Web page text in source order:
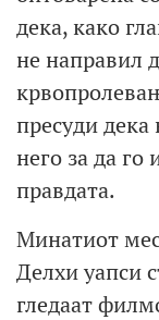
дека, како
не направил
пресуди
него за да го
правдата.
Минатиот
Делхи уапси
гледаат